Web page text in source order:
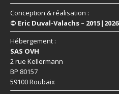
Conception & réalisation :
© Eric Duval-Valachs – 2015|2026
Hébergement :
SAS OVH
2 rue Kellermann
BP 80157
59100 Roubaix